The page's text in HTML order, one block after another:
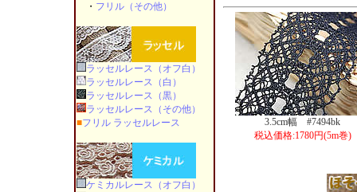
・ フリル（その他）
ラッセルレース（オフ白）
ラッセルレース（白）
ラッセルレース（黒）
ラッセルレース（その他）
■フリル ラッセルレース
ケミカルレース（オフ白）
3.5cm幅 #7494bk
税込価格:1780円(5m巻)